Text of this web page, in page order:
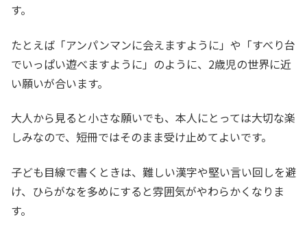
す。
たとえば「アンパンマンに会えますように」や「すべり台
でいっぱい遊べますように」のように、2歳児の世界に近
い願いが合います。
大人から見ると小さな願いでも、本人にとっては大切な楽
しみなので、短冊ではそのまま受け止めてよいです。
子ども目線で書くときは、難しい漢字や堅い言い回しを避
け、ひらがなを多めにすると雰囲気がやわらかくなりま
す。